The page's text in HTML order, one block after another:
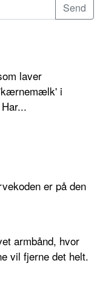
laver
i
er på den
armbånd, hvor
vil fjerne det helt.